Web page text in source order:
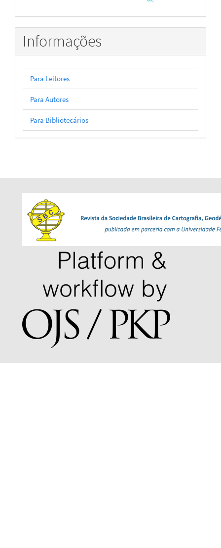
Informações
Para Leitores
Para Autores
Para Bibliotecários